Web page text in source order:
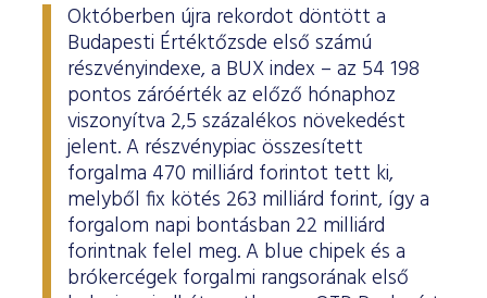
Októberben újra rekordot döntött a
Budapesti Értéktőzsde első számú
részvényindexe, a BUX index – az 54 198
pontos záróérték az előző hónaphoz
viszonyítva 2,5 százalékos növekedést
jelent. A részvénypiac összesített
forgalma 470 milliárd forintot tett ki,
melyből fix kötés 263 milliárd forint, így a
forgalom napi bontásban 22 milliárd
forintnak felel meg. A blue chipek és a
brókercégek forgalmi rangsorának első